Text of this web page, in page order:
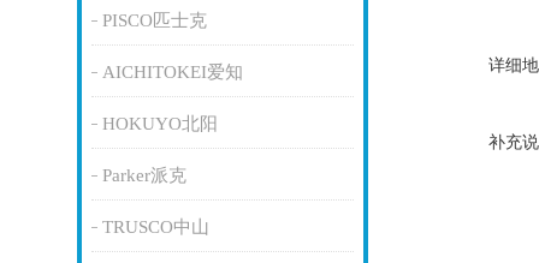
PISCO匹士克
AICHITOKEI爱知
HOKUYO北阳
Parker派克
TRUSCO中山
详细
补充